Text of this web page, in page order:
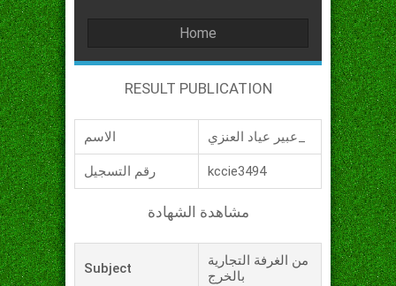
Home
RESULT PUBLICATION
الاسم
رقم التسجيل kccie3494
مشاهدة الشهادة
Subject
من الغرفة التجارية
بالخرج